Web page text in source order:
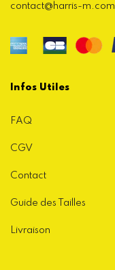
contact@harris-m.com
Infos Utiles
FAQ
CGV
Contact
Guide des Tailles
Livraison